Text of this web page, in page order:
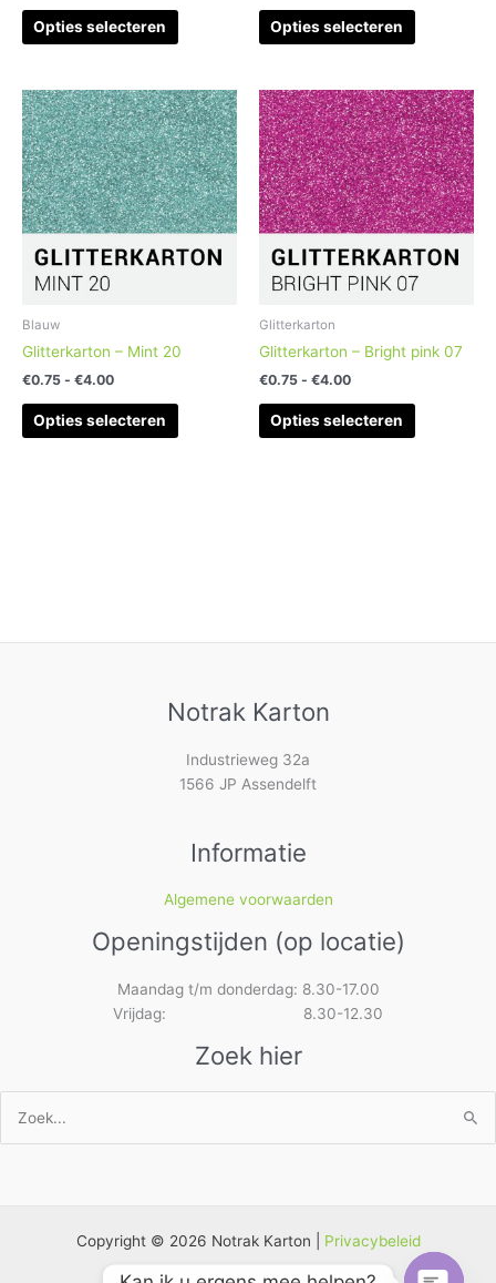
Opties selecteren Opties selecteren
Blauw
Glitterkarton – Mint 20
€0.75 - €4.00
Prijsklasse:
€0.75
tot
€4.00
Opties selecteren
Dit
product
heeft
meerdere
variaties.
Deze
optie
kan
op
Glitterkarton
Glitterkarton – Bright pink 07
€0.75 - €4.00
Prijsklasse:
€0.75
tot
€4.00
Opties selecteren
Dit
product
heeft
meerdere
variaties.
Deze
optie
kan
gekozen
op
Notrak Karton
Industrieweg 32a
1566 JP Assendelft
Informatie
Algemene voorwaarden
Openingstijden (op locatie)
Maandag t/m donderdag: 8.30-17.00
Vrijdag: 8.30-12.30
Zoek hier
Zoek
naar:
Copyright © 2026 Notrak Karton | Privacybeleid